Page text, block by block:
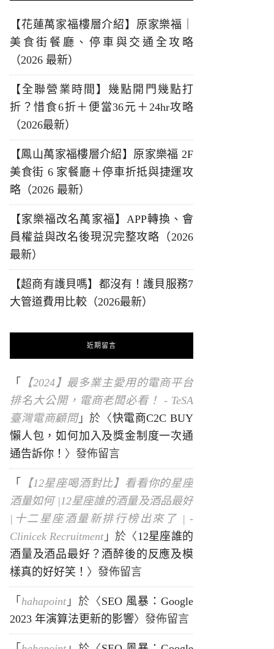
【花蓮萬家福樓層介紹】原家樂福｜
美食街餐廳、停車與交通全攻略
（2026 最新）
【全聯營業時間】幾點開門幾點打
折？惜食6折＋便當36元＋24hr攻略
（2026最新）
【鳳山萬家福樓層介紹】原家樂福 2F
美食街 6 家餐廳＋停車折抵與捷運攻
略（2026 最新）
【家樂福改名萬家福】APP轉換、會
員權益與改名後現況完整攻略（2026
最新）
【超商有護貝嗎】都沒有！護貝服務7
大管道費用比較（2026最新）
近期留言
「
【2024】最多業主愛用的電商平台
排名大公開，電商老闆必看！ - TeSA
臺灣電商顧問」於〈快電商C2C BUY
懶人包，如何加入及獎金制度一次通
通告訴你！ 〉發佈留言
「
【12星座喝酒對比】看看你的星座
酒量如何 |12星座誰的酒量及酒品最好
|十二星座酒量新排行榜出來了 | -
Clinicek Recruitment 」於〈 12星座誰的
酒量及酒品最好？酒醉後的反應及模
樣真的好好笑！ 〉發佈留言
「 hahapoint 」於〈 SEO 風暴：Google
2023 年演算法更新的影響〉發佈留言